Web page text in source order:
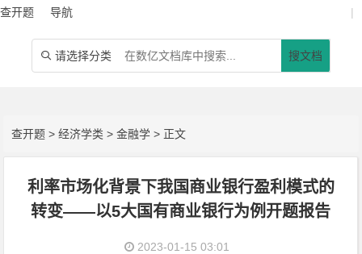
查开题 导航 |
 请选择分类 搜文档
查开题 >经济学类 >金融学 > 正文
利率市场化背景下我国商业银行盈利模式的
转变——以5大国有商业银行为例开题报告
2023-01-15 03:01